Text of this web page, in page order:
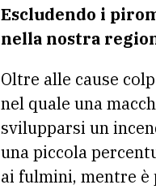
Escludendo i
nella nostra
Oltre alle cause
nel quale una
svilupparsi un
una piccola
ai fulmini, mentre è